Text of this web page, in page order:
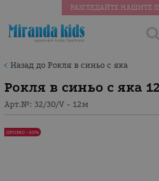
РАЗГЛЕДАЙТЕ НАШИТЕ
Назад до Рокля в синьо с яка
Рокля в синьо с яка
Арт.№: 32/30/V - 12м
ПРОМО -30%